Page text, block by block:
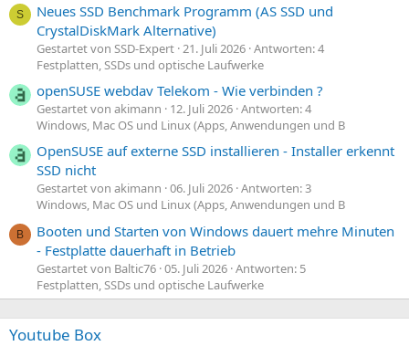
S
Neues SSD Benchmark Programm (AS SSD und
CrystalDiskMark Alternative)
Gestartet von SSD-Expert 21. Juli 2026 Antworten: 4
Festplatten, SSDs und optische Laufwerke
openSUSE webdav Telekom - Wie verbinden ?
Gestartet von akimann 12. Juli 2026 Antworten: 4
Windows, Mac OS und Linux (Apps, Anwendungen und B
OpenSUSE auf externe SSD installieren - Installer erkennt
SSD nicht
Gestartet von akimann 06. Juli 2026 Antworten: 3
Windows, Mac OS und Linux (Apps, Anwendungen und B
B
Booten und Starten von Windows dauert mehre Minuten
- Festplatte dauerhaft in Betrieb
Gestartet von Baltic76 05. Juli 2026 Antworten: 5
Festplatten, SSDs und optische Laufwerke
Youtube Box